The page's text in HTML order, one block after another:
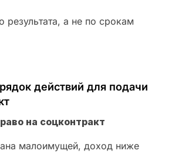
а не по срокам
действий для подачи
на соцконтракт
малоимущей, доход ниже